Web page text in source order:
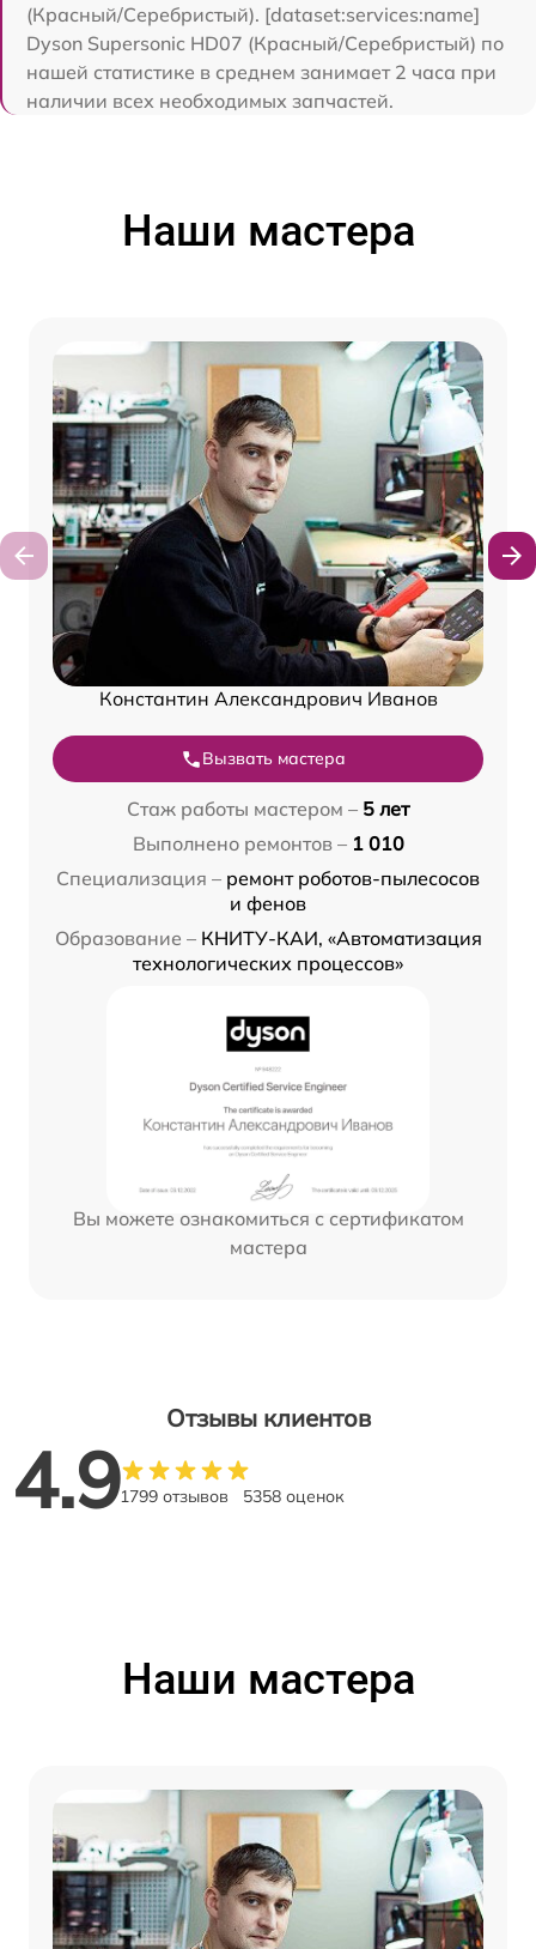
(Красный/Серебристый). [dataset:services:name]
Dyson Supersonic HD07 (Красный/Серебристый) по
нашей статистике в среднем занимает 2 часа при
наличии всех необходимых запчастей.
Наши мастера
Константин Александрович Иванов
Вызвать мастера
Стаж работы мастером – 5 лет
Выполнено ремонтов – 1 010
Специализация – ремонт роботов-пылесосов
и фенов
Образование – КНИТУ-КАИ, «Автоматизация
технологических процессов»
Вы можете ознакомиться с сертификатом
мастера
Отзывы клиентов
4.91799 отзывов 5358 оценок
Наши мастера